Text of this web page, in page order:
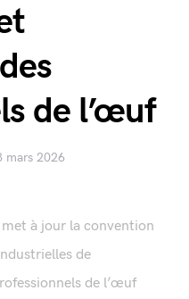
de l’œuf
mars 2026
à jour la convention
de
de l’œuf